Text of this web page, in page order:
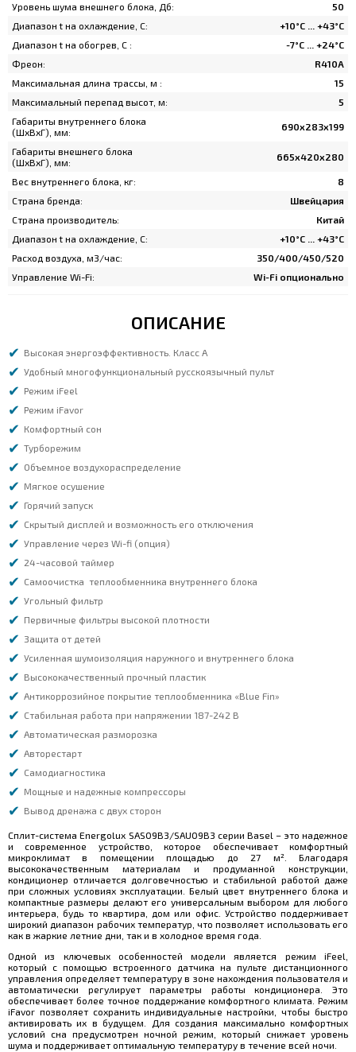
Уровень шума внешнего блока, Дб:
50
Диапазон t на охлаждение, C:
+10°С ... +43°С
Диапазон t на обогрев, C :
-7°С ... +24°С
Фреон:
R410A
Максимальная длина трассы, м :
15
Максимальный перепад высот, м:
5
Габариты внутреннего блока
(ШхВхГ), мм:
690х283х199
Габариты внешнего блока
(ШхВхГ), мм:
665х420х280
Вес внутреннего блока, кг:
8
Страна бренда:
Швейцария
Страна производитель:
Китай
Диапазон t на охлаждение, C:
+10°С ... +43°С
Расход воздуха, м3/час:
350/400/450/520
Управление Wi-Fi:
Wi-Fi опционально
ОПИСАНИЕ
Высокая энергоэффективность. Класс А
Удобный многофункциональный русскоязычный пульт
Режим iFeel
Режим iFavor
Комфортный сон
Турборежим
Объемное воздухораспределение
Мягкое осушение
Горячий запуск
Скрытый дисплей и возможность его отключения
Управление через Wi-fi (опция)
24-часовой таймер
Самоочистка теплообменника внутреннего блока
Угольный фильтр
Первичные фильтры высокой плотности
Защита от детей
Усиленная шумоизоляция наружного и внутреннего блока
Высококачественный прочный пластик
Антикоррозийное покрытие теплообменника «Blue Fin»
Стабильная работа при напряжении 187-242 В
Автоматическая разморозка
Авторестарт
Самодиагностика
Мощные и надежные компрессоры
Вывод дренажа с двух сторон
Сплит-система Energolux SAS09B3/SAU09B3 серии Basel – это надежное
и современное устройство, которое обеспечивает комфортный
микроклимат в помещении площадью до 27 м². Благодаря
высококачественным материалам и продуманной конструкции,
кондиционер отличается долговечностью и стабильной работой даже
при сложных условиях эксплуатации. Белый цвет внутреннего блока и
компактные размеры делают его универсальным выбором для любого
интерьера, будь то квартира, дом или офис. Устройство поддерживает
широкий диапазон рабочих температур, что позволяет использовать его
как в жаркие летние дни, так и в холодное время года.
Одной из ключевых особенностей модели является режим iFeel,
который с помощью встроенного датчика на пульте дистанционного
управления определяет температуру в зоне нахождения пользователя и
автоматически регулирует параметры работы кондиционера. Это
обеспечивает более точное поддержание комфортного климата. Режим
iFavor позволяет сохранить индивидуальные настройки, чтобы быстро
активировать их в будущем. Для создания максимально комфортных
условий сна предусмотрен ночной режим, который снижает уровень
шума и поддерживает оптимальную температуру в течение всей ночи.